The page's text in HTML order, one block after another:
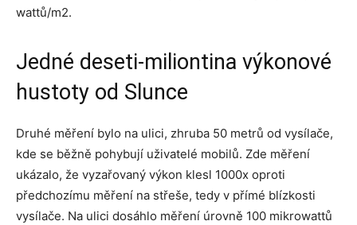
wattů/m2.
Jedné deseti-miliontina výkonové
hustoty od Slunce
Druhé měření bylo na ulici, zhruba 50 metrů od vysílače,
kde se běžně pohybují uživatelé mobilů. Zde měření
ukázalo, že vyzařovaný výkon klesl 1000x oproti
předchozímu měření na střeše, tedy v přímé blízkosti
vysílače. Na ulici dosáhlo měření úrovně 100 mikrowattů